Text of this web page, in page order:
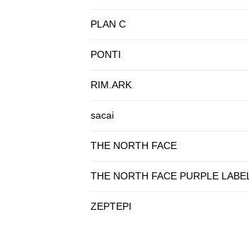
PLAN C
PONTI
RIM.ARK
sacai
THE NORTH FACE
THE NORTH FACE PURPLE LABEL
ZEPTEPI